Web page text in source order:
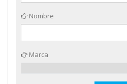
Nombre
Marca